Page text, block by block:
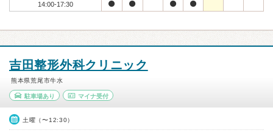
14:00-17:30
吉田整形外科クリニック
熊本県荒尾市牛水
駐車場あり マイナ受付
土曜（〜12:30）